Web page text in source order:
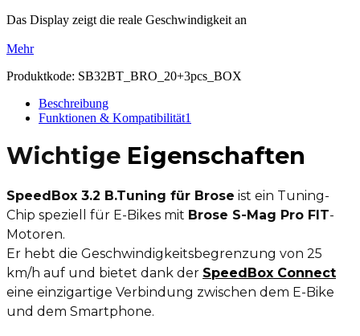
Das Display zeigt die reale Geschwindigkeit an
Mehr
Produktkode: SB32BT_BRO_20+3pcs_BOX
Beschreibung
Funktionen & Kompatibilität1
Wichtige Eigenschaften
SpeedBox 3.2 B.Tuning für Brose ist ein Tuning-
Chip speziell für E-Bikes mit Brose S-Mag Pro FIT-
Motoren.
Er hebt die Geschwindigkeitsbegrenzung von 25
km/h auf und bietet dank der SpeedBox Connect
eine einzigartige Verbindung zwischen dem E-Bike
und dem Smartphone.